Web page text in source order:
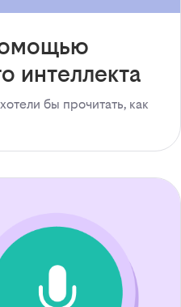
интеллекта
бы прочитать, как